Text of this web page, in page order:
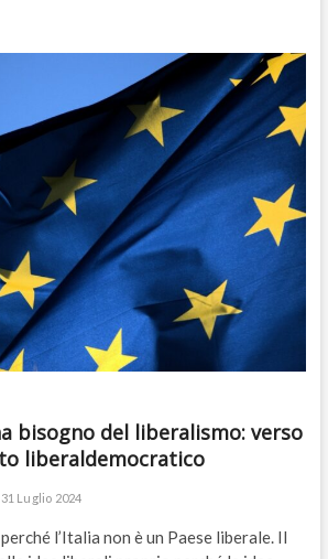
bisogno del liberalismo: verso
liberaldemocratico
31 Luglio 2024
l’Italia non è un Paese liberale. Il